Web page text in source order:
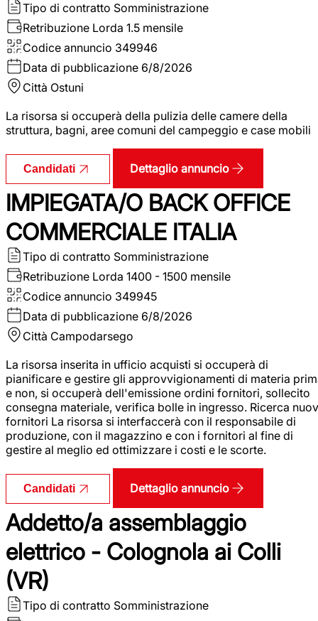
Tipo di contratto Somministrazione
Retribuzione Lorda 1.5 mensile
Codice annuncio 349946
Data di pubblicazione 6/8/2026
Città Ostuni
La risorsa si occuperà della pulizia delle camere della
struttura, bagni, aree comuni del campeggio e case mobili
Candidati Dettaglio annuncio
IMPIEGATA/O BACK OFFICE
COMMERCIALE ITALIA
Tipo di contratto Somministrazione
Retribuzione Lorda 1400 - 1500 mensile
Codice annuncio 349945
Data di pubblicazione 6/8/2026
Città Campodarsego
La risorsa inserita in ufficio acquisti si occuperà di
pianificare e gestire gli approvvigionamenti di materia
e non, si occuperà dell'emissione ordini fornitori, sollecito
consegna materiale, verifica bolle in ingresso. Ricerca
fornitori La risorsa si interfaccerà con il responsabile di
produzione, con il magazzino e con i fornitori al fine di
gestire al meglio ed ottimizzare i costi e le scorte.
Candidati Dettaglio annuncio
Addetto/a assemblaggio
elettrico - Colognola ai Colli
(VR)
Tipo di contratto Somministrazione